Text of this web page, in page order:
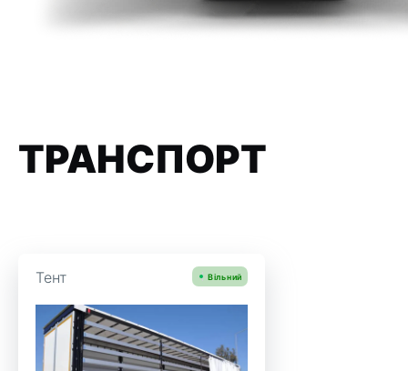
ТРАНСПОРТ
Тент Вільний